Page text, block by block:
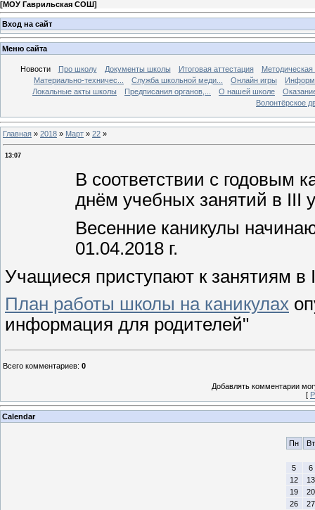
[МОУ Гаврильская СОШ]
Вход на сайт
Меню сайта
Новости Про школу Документы школы Итоговая аттестация
Методическая
Материально-техничес...
Служба школьной меди... Онлайн игры
Локальные акты школы
Предписания органов,... О нашей школе
Волонтёрское
Главная » 2018 » Март » 22 »
13:07
В соответствии с годовым
днём учебных занятий в III
Весенние каникулы
01.04.2018 г.
Учащиеся приступают к занятиям в
План работы школы на каникулах
информация для родителей"
Всего комментариев: 0
Добавлять комментарии
[
Calendar
Пн Вт
5
6
12
13
19
20
26
27